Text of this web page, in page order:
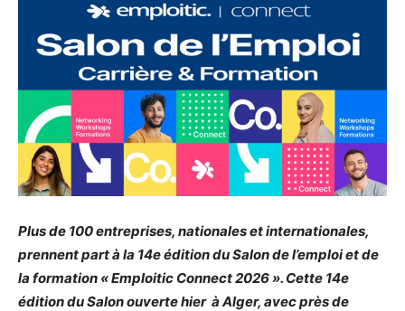
Plus de 100 entreprises, nationales et internationales,
prennent part à la 14e édition du Salon de l’emploi et de
la formation « Emploitic Connect 2026 ». Cette 14e
édition du Salon ouverte hier à Alger, avec près de